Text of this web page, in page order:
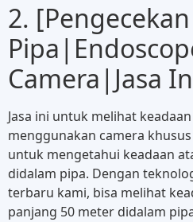
2.
Camera|Jasa
Jasa ini untuk melihat
menggunakan camera
untuk mengetahui keadaan
didalam pipa. Dengan
terbaru kami, bisa melihat
panjang 50 meter didalam